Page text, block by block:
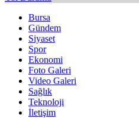
Bursa
Gündem
Siyaset
Spor
Ekonomi
Foto Galeri
Video Galeri
Sağlık
Teknoloji
İletişim